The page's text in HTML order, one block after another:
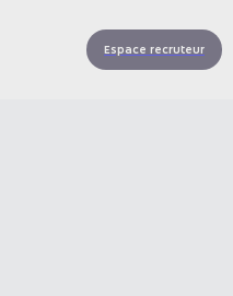
Espace recruteur